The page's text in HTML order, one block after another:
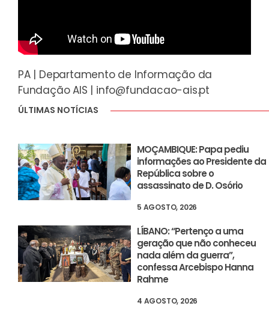
PA | Departamento de Informação da
Fundação AIS | info@fundacao-ais.pt
ÚLTIMAS NOTÍCIAS
MOÇAMBIQUE: Papa pediu
informações ao Presidente da
República sobre o
assassinato de D. Osório
5 AGOSTO, 2026
LÍBANO: “Pertenço a uma
geração que não conheceu
nada além da guerra”,
confessa Arcebispo Hanna
Rahme
4 AGOSTO, 2026